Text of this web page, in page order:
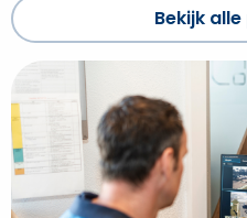
Bekijk
Hoppenbrouwers
bezorgt
PreZero
specialistisch
camerasysteem